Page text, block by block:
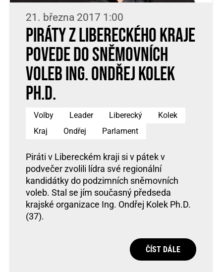
21. března 2017 1:00
Piráty z Libereckého kraje
povede do sněmovních
voleb Ing. Ondřej Kolek
Ph.D.
Volby Leader Liberecký
Kolek
Kraj
Ondřej Parlament
Piráti v Libereckém kraji si v pátek v
podvečer zvolili lídra své regionální
kandidátky do podzimních sněmovních
voleb. Stal se jím současný předseda
krajské organizace Ing. Ondřej Kolek Ph.D.
(37).
ČÍST DÁLE